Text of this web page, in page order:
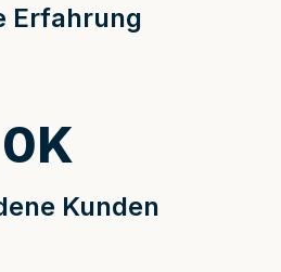
Erfahrung
Kunden
0K